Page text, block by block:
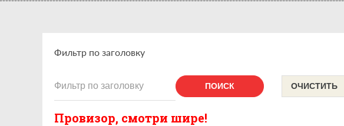
Фильтр по заголовку
ПОИСК ОЧИСТИТЬ
Провизор, смотри шире!